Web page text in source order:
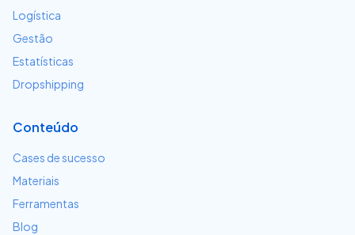
Logística
Gestão
Estatísticas
Dropshipping
Conteúdo
Cases de sucesso
Materiais
Ferramentas
Blog